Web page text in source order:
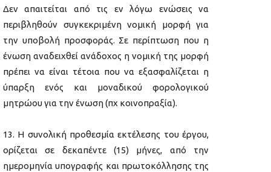
Δεν απαιτείται από τις εν λόγω ενώσεις να
περιβληθούν συγκεκριμένη νομική μορφή για
την υποβολή προσφοράς. Σε περίπτωση που η
ένωση αναδειχθεί ανάδοχος η νομική της μορφή
πρέπει να είναι τέτοια που να εξασφαλίζεται η
ύπαρξη ενός και μοναδικού φορολογικού
μητρώου για την ένωση (πχ κοινοπραξία).
Η συνολική προθεσμία εκτέλεσης του έργου,
ορίζεται σε δεκαπέντε (15) μήνες, από την
ημερομηνία υπογραφής και πρωτοκόλλησης της